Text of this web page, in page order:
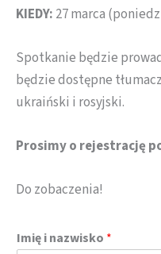
KIEDY: 27 marca
Spotkanie będzie
będzie dostępne
ukraiński i rosyjski.
Prosimy o rejestrację
Do zobaczenia!
Imię i nazwisko *